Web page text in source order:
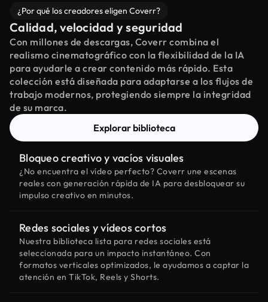
¿Por qué los creadores eligen Coverr?
Calidad, velocidad y seguridad
Con millones de descargas, Coverr combina el
realismo cinematográfico con la flexibilidad de la IA
para ayudarle a crear contenido más rápido. Esta
colección está diseñada para adaptarse a los flujos de
trabajo modernos, protegiendo siempre la integridad
de su marca.
Explorar biblioteca
Bloqueo creativo y vacíos visuales
¿No encuentra el vídeo perfecto? Coverr une escenas
reales con generación rápida de IA para desbloquear su
impulso creativo en minutos.
Redes sociales y vídeos cortos
Nuestra biblioteca lista para redes sociales está
seleccionada para un impacto instantáneo. Con
formatos verticales optimizados, le ayudamos a captar la
atención en TikTok, Reels y Shorts.